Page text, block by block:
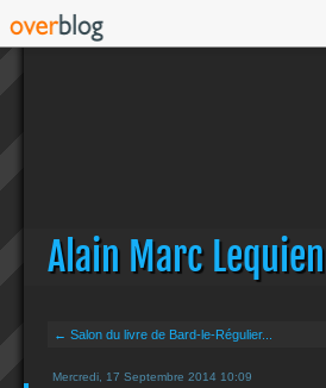
Alain Marc Lequien
← Salon du livre de Bard-le-Régulier...
Mercredi, 17 Septembre 2014 10:09